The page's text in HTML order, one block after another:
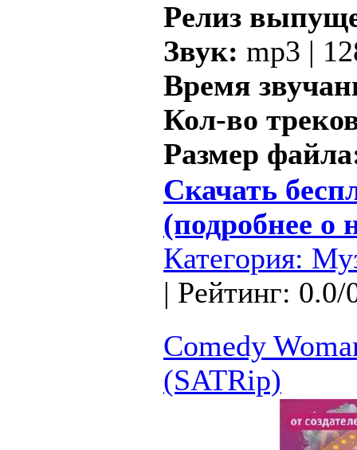
Релиз
Звук: mp3 |
Время
Кол-во
Размер
Скачать
(подробнее о
Категория:
| Рейтинг:
Comedy
(SATRip)